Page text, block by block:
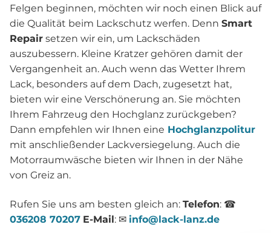
Felgen beginnen, möchten wir noch einen Blick auf
die Qualität beim Lackschutz werfen. Denn Smart
Repair setzen wir ein, um Lackschäden
auszubessern. Kleine Kratzer gehören damit der
Vergangenheit an. Auch wenn das Wetter Ihrem
Lack, besonders auf dem Dach, zugesetzt hat,
bieten wir eine Verschönerung an. Sie möchten
Ihrem Fahrzeug den Hochglanz zurückgeben?
Dann empfehlen wir Ihnen eine Hochglanzpolitur
mit anschließender Lackversiegelung. Auch die
Motorraumwäsche bieten wir Ihnen in der Nähe
von Greiz an.
Rufen Sie uns am besten gleich an: Telefon: ☎
036208 70207 E-Mail: ✉ info@lack-lanz.de